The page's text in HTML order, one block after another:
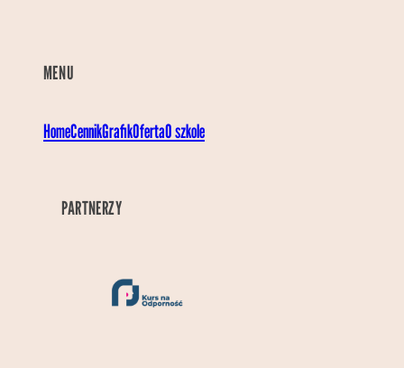
MENU
HomeCennikGrafikOfertaO szkole
PARTNERZY